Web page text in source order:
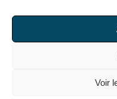
Voir
En soumettant ce
informations soient
de ma demande,
© Copyright 2026 Seban